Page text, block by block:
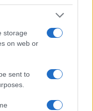
storage
on web or
sent to
$4,205.78
$0.022